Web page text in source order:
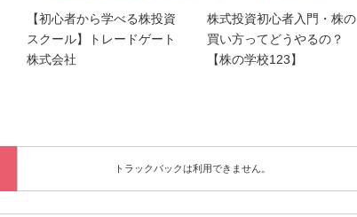
【初心者から学べる株投資
スクール】トレードゲート
株式会社
株式投資初心者入門・株の
買い方ってどうやるの？
【株の学校123】
トラックバックは利用できません。